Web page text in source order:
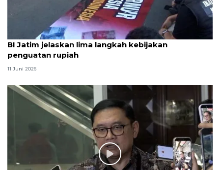
BI Jatim jelaskan lima langkah kebijakan
penguatan rupiah
11 Juni 2026